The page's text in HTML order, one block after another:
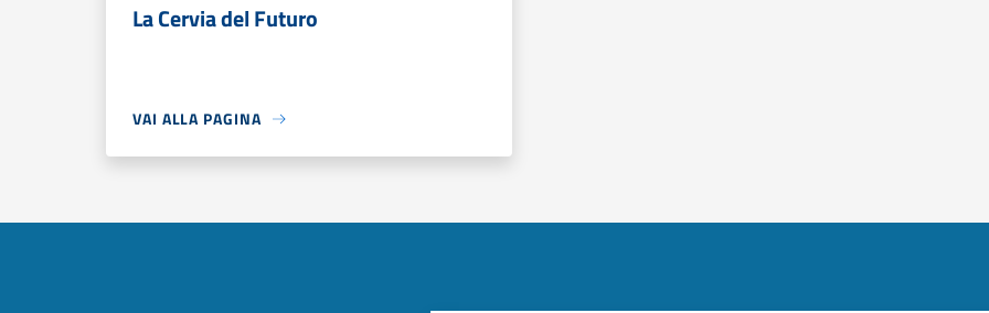
La Cervia del Futuro
VAI ALLA PAGINA